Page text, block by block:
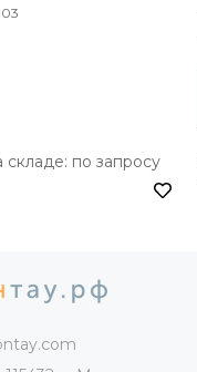
складе: по запросу